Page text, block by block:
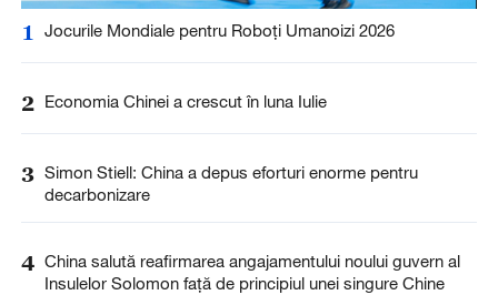
1 Jocurile Mondiale pentru Roboți Umanoizi 2026
2 Economia Chinei a crescut în luna Iulie
3 Simon Stiell: China a depus eforturi enorme pentru
decarbonizare
4 China salută reafirmarea angajamentului noului guvern al
Insulelor Solomon față de principiul unei singure Chine